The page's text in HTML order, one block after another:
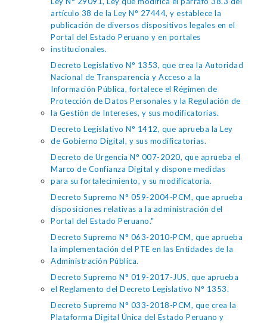
artículo 38 de la Ley N° 27444, y establece la
publicación de diversos dispositivos legales en el
Portal del Estado Peruano y en portales
institucionales.
Decreto Legislativo N° 1353, que crea la Autoridad
Nacional de Transparencia y Acceso a la
Información Pública, fortalece el Régimen de
Protección de Datos Personales y la Regulación de
la Gestión de Intereses, y sus modificatorias.
Decreto Legislativo N° 1412, que aprueba la Ley
de Gobierno Digital, y sus modificatorias.
Decreto de Urgencia N° 007-2020, que aprueba el
Marco de Confianza Digital y dispone medidas
para su fortalecimiento, y su modificatoria.
Decreto Supremo N° 059-2004-PCM, que aprueba
disposiciones relativas a la administración del
Portal del Estado Peruano."
Decreto Supremo N° 063-2010-PCM, que aprueba
la implementación del PTE en las Entidades de la
Administración Pública.
Decreto Supremo N° 019-2017-JUS, que aprueba
el Reglamento del Decreto Legislativo N° 1353.
Decreto Supremo N° 033-2018-PCM, que crea la
Plataforma Digital Única del Estado Peruano y